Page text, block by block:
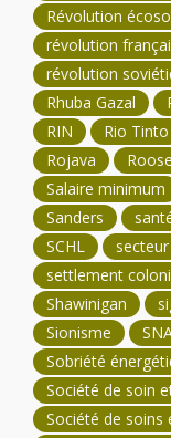
Révolution
révolution
révolution
Rhuba Gazal
RIN
Rio Tinto
Rojava
Salaire minimum
Sanders
SCHL
settlement
Shawinigan
Sionisme
Sobriété
Société de soin
Société de soins